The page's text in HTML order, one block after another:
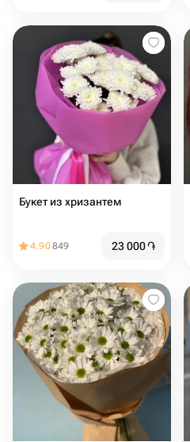
Букет из хризантем
4.90849 23 000֏